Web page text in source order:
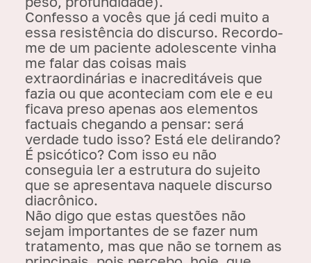
Confesso a vocês que já cedi muito a
essa resistência do discurso. Recordo-
me de um paciente adolescente vinha
me falar das coisas mais
extraordinárias e inacreditáveis que
fazia ou que aconteciam com ele e eu
ficava preso apenas aos elementos
factuais chegando a pensar: será
verdade tudo isso? Está ele delirando?
É psicótico? Com isso eu não
conseguia ler a estrutura do sujeito
que se apresentava naquele discurso
diacrônico.
Não digo que estas questões não
sejam importantes de se fazer num
tratamento, mas que não se tornem as